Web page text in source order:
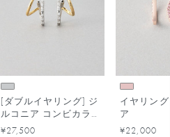
[ダブルイヤリング] ジ
ルコニア コンビカラ
ー
¥27,500
イヤリン
ア
¥22,000